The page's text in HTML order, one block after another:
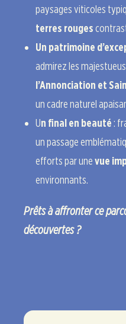
paysages viticoles
terres rouges
Un patrimoine
admirez les
l’Annonciation et
un cadre naturel
Un final en beauté:
un passage
efforts par unevue
environnants.
Prêts à affronter ce
découvertes ?